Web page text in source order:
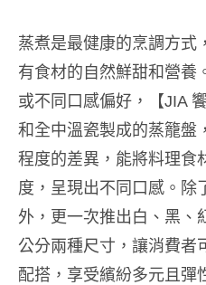
蒸煮是最健康的烹調方式
有食材的自然鮮甜和營養
或不同口感偏好，【JIA
和全中溫瓷製成的蒸籠盤
程度的差異，能將料理食
度，呈現出不同口感。除
外，更一次推出白、黑、
公分兩種尺寸，讓消費者
配搭，享受繽紛多元且彈